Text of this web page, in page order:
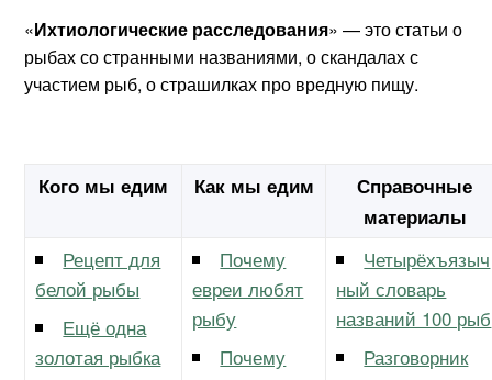
«Ихтиологические расследования» — это статьи о
рыбах со странными названиями, о скандалах с
участием рыб, о страшилках про вредную пищу.
Кого мы едим Как мы едим
Справочные
материалы
Рецепт для
белой рыбы
Ещё одна
золотая рыбка
Почему
евреи любят
рыбу
Почему
Четырёхъязыч
ный словарь
названий 100 рыб
Разговорник